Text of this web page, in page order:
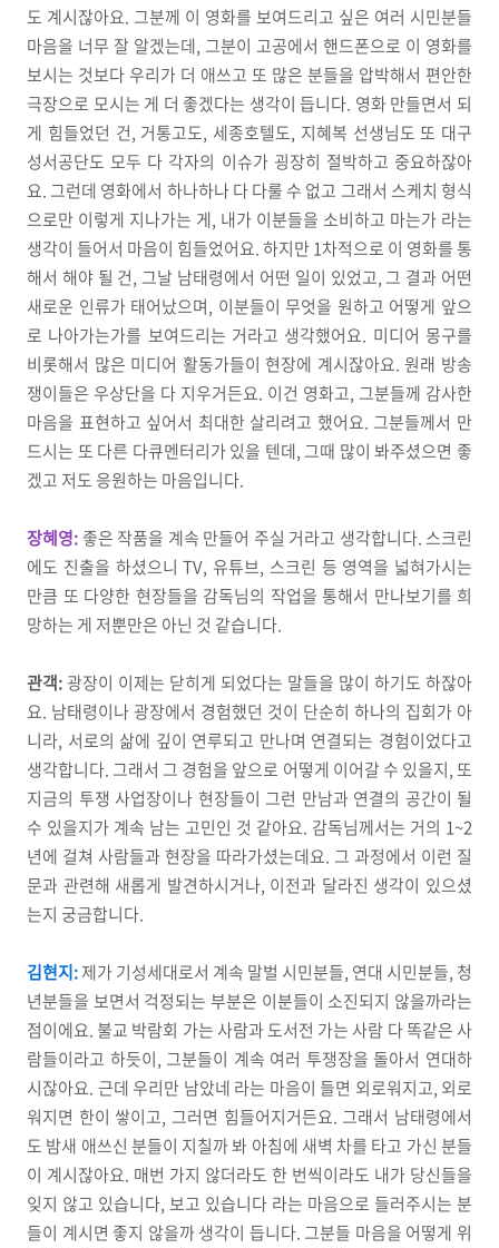
도 계시잖아요. 그분께 이 영화를 보여드리고 싶은 여러 시민분들
마음을 너무 잘 알겠는데, 그분이 고공에서 핸드폰으로 이 영화를
보시는 것보다 우리가 더 애쓰고 또 많은 분들을 압박해서 편안한
극장으로 모시는 게 더 좋겠다는 생각이 듭니다. 영화 만들면서 되
게 힘들었던 건, 거통고도, 세종호텔도, 지혜복 선생님도 또 대구
성서공단도 모두 다 각자의 이슈가 굉장히 절박하고 중요하잖아
요. 그런데 영화에서 하나하나 다 다룰 수 없고 그래서 스케치 형식
으로만 이렇게 지나가는 게, 내가 이분들을 소비하고 마는가 라는
생각이 들어서 마음이 힘들었어요. 하지만 1차적으로 이 영화를 통
해서 해야 될 건, 그날 남태령에서 어떤 일이 있었고, 그 결과 어떤
새로운 인류가 태어났으며, 이분들이 무엇을 원하고 어떻게 앞으
로 나아가는가를 보여드리는 거라고 생각했어요. 미디어 몽구를
비롯해서 많은 미디어 활동가들이 현장에 계시잖아요. 원래 방송
쟁이들은 우상단을 다 지우거든요. 이건 영화고, 그분들께 감사한
마음을 표현하고 싶어서 최대한 살리려고 했어요. 그분들께서 만
드시는 또 다른 다큐멘터리가 있을 텐데, 그때 많이 봐주셨으면 좋
겠고 저도 응원하는 마음입니다.
장혜영: 좋은 작품을 계속 만들어 주실 거라고 생각합니다. 스크린
에도 진출을 하셨으니 TV, 유튜브, 스크린 등 영역을 넓혀가시는
만큼 또 다양한 현장들을 감독님의 작업을 통해서 만나보기를 희
망하는 게 저뿐만은 아닌 것 같습니다.
관객:광장이 이제는 닫히게 되었다는 말들을 많이 하기도 하잖아
요. 남태령이나 광장에서 경험했던 것이 단순히 하나의 집회가 아
니라, 서로의 삶에 깊이 연루되고 만나며 연결되는 경험이었다고
생각합니다. 그래서 그 경험을 앞으로 어떻게 이어갈 수 있을지, 또
지금의 투쟁 사업장이나 현장들이 그런 만남과 연결의 공간이 될
수 있을지가 계속 남는 고민인 것 같아요. 감독님께서는 거의 1~2
년에 걸쳐 사람들과 현장을 따라가셨는데요. 그 과정에서 이런 질
문과 관련해 새롭게 발견하시거나, 이전과 달라진 생각이 있으셨
는지 궁금합니다.
김현지:제가 기성세대로서 계속 말벌 시민분들, 연대 시민분들, 청
년분들을 보면서 걱정되는 부분은 이분들이 소진되지 않을까라는
점이에요. 불교 박람회 가는 사람과 도서전 가는 사람 다 똑같은 사
람들이라고 하듯이, 그분들이 계속 여러 투쟁장을 돌아서 연대하
시잖아요. 근데 우리만 남았네 라는 마음이 들면 외로워지고, 외로
워지면 한이 쌓이고, 그러면 힘들어지거든요. 그래서 남태령에서
도 밤새 애쓰신 분들이 지칠까 봐 아침에 새벽 차를 타고 가신 분들
이 계시잖아요. 매번 가지 않더라도 한 번씩이라도 내가 당신들을
잊지 않고 있습니다, 보고 있습니다 라는 마음으로 들러주시는 분
들이 계시면 좋지 않을까 생각이 듭니다. 그분들 마음을 어떻게 위